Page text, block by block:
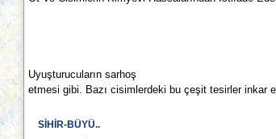
Uyuşturucuların sarhoş
etmesi gibi. Bazı cisimlerdeki bu çeşit tesirler inkar
SİHİR-BÜYÜ..